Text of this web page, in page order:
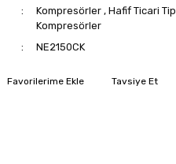
Kompresörler ,Hafif Ticari Tip
Kompresörler
NE2150CK
Tavsiye Et